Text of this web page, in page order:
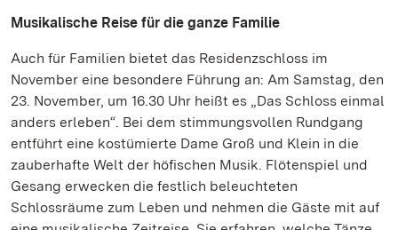
Musikalische Reise für die ganze Familie
Auch für Familien bietet das Residenzschloss im
November eine besondere Führung an: Am Samstag, den
23. November, um 16.30 Uhr heißt es „Das Schloss einmal
anders erleben“. Bei dem stimmungsvollen Rundgang
entführt eine kostümierte Dame Groß und Klein in die
zauberhafte Welt der höfischen Musik. Flötenspiel und
Gesang erwecken die festlich beleuchteten
Schlossräume zum Leben und nehmen die Gäste mit auf